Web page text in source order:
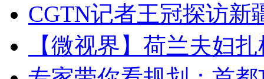
CGTN记者王冠探访新
【微视界】荷兰夫妇